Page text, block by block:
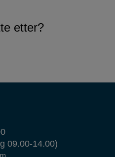
etter?
09.00-14.00)